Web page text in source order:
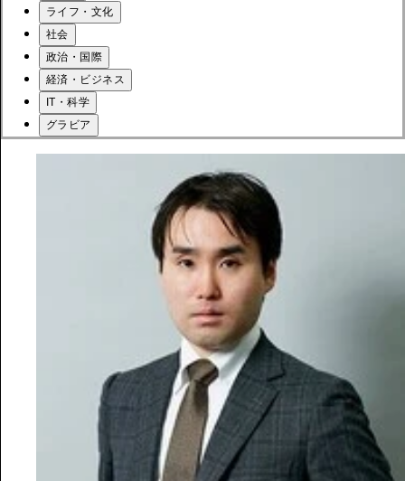
ライフ・文化
社会
政治・国際
経済・ビジネス
IT・科学
グラビア